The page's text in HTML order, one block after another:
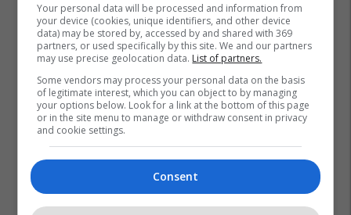
Gjykata Themelore E Pejës Krm “ambienti” Në Pejë
Your personal data will be processed and information from
your device (cookies, unique identifiers, and other device
data) may be stored by, accessed by and shared with 369
partners, or used specifically by this site. We and our partners
may use precise geolocation data. List of partners.
Some vendors may process your personal data on the basis
of legitimate interest, which you can object to by managing
your options below. Look for a link at the bottom of this page
or in the site menu to manage or withdraw consent in privacy
and cookie settings.
Consent